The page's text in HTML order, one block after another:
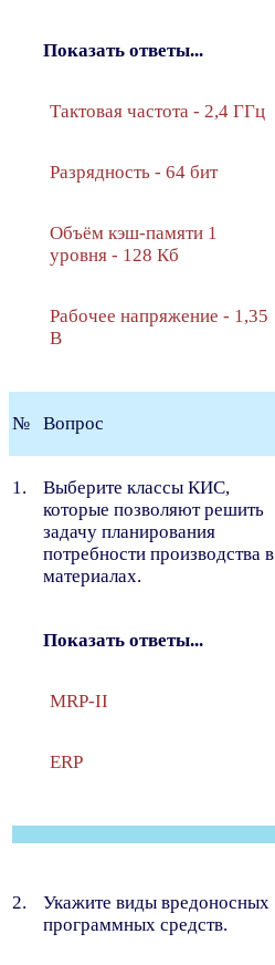
Показать ответы...
Тактовая частота - 2,4 ГГц
Разрядность - 64 бит
Объём кэш-памяти 1
уровня - 128 Кб
Рабочее напряжение - 1,35
В
№ Вопрос
1.
Выберите классы КИС,
которые позволяют решить
задачу планирования
потребности производства в
материалах.
Показать ответы...
MRP-II
ERP
2.
Укажите виды вредоносных
программных средств.